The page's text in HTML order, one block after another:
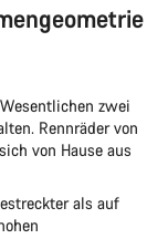
zwei
Rennräder von
von Hause aus
als auf